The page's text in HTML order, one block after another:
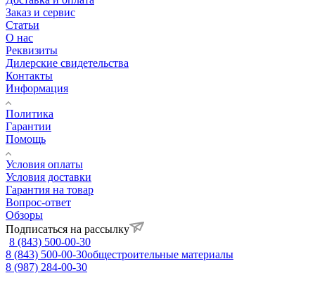
Заказ и сервис
Статьи
О нас
Реквизиты
Дилерские свидетельства
Контакты
Информация
Политика
Гарантии
Помощь
Условия оплаты
Условия доставки
Гарантия на товар
Вопрос-ответ
Обзоры
Подписаться на рассылку
8 (843) 500-00-30
8 (843) 500-00-30общестроительные материалы
8 (987) 284-00-30